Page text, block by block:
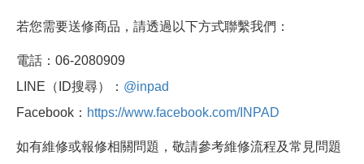
若您需要送修商品，請透過以下方式聯繫我們：
電話：06-2080909
LINE（ID搜尋）： @inpad
Facebook： https://www.facebook.com/INPAD
如有維修或報修相關問題，敬請參考維修流程及常見問題